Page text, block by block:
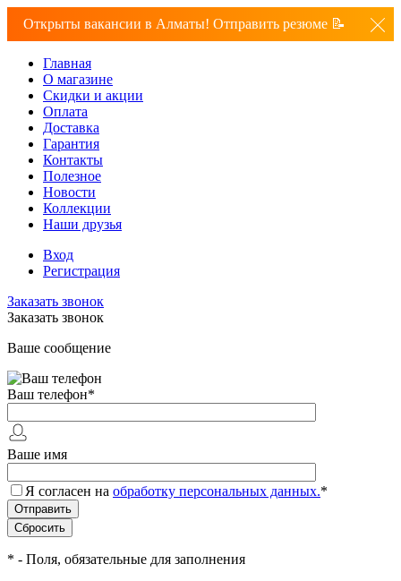
Открыты вакансии в Алматы! Отправить резюме 📝
Главная
О магазине
Скидки и акции
Оплата
Доставка
Гарантия
Контакты
Полезное
Новости
Коллекции
Наши друзья
Вход
Регистрация
Заказать звонок
Заказать звонок
Ваше сообщение
Ваш телефон*
Ваше имя
Я согласен на обработку персональных данных.*
* - Поля, обязательные для заполнения